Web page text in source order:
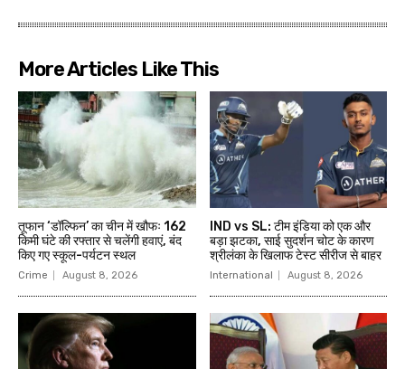
More Articles Like This
तूफान ‘डॉल्फिन’ का चीन में खौफः 162
किमी घंटे की रफ्तार से चलेंगी हवाएं, बंद
किए गए स्कूल-पर्यटन स्थल
Crime August 8, 2026
IND vs SL: टीम इंडिया को एक और
बड़ा झटका, साई सुदर्शन चोट के कारण
श्रीलंका के ख‍िलाफ टेस्ट सीरीज से बाहर
International August 8, 2026